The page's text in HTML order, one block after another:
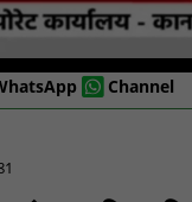
Channel